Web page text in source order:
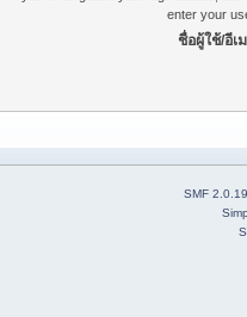
enter your
ชื่อผู้ใช้/อีเ
SMF 2.0.19